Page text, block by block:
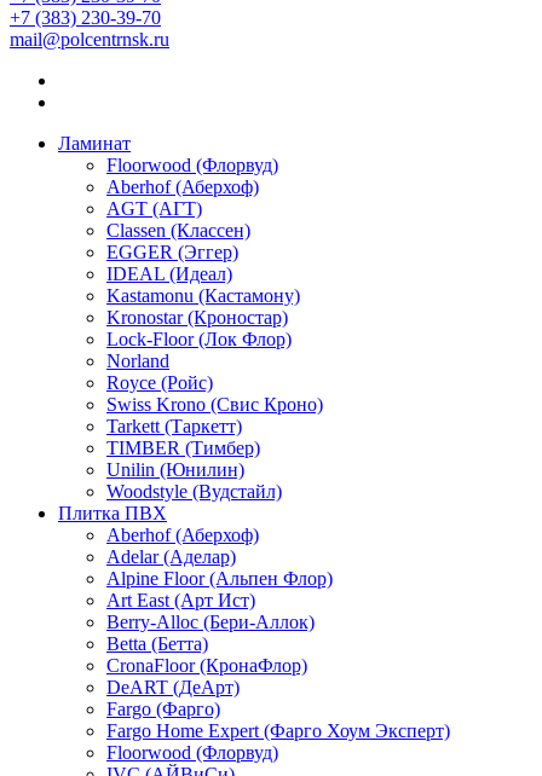
+7 (383) 230-39-70
mail@polcentrnsk.ru
Ламинат
Floorwood (Флорвуд)
Aberhof (Аберхоф)
AGT (АГТ)
Classen (Классен)
EGGER (Эггер)
IDEAL (Идеал)
Kastamonu (Кастамону)
Kronostar (Кроностар)
Lock-Floor (Лок Флор)
Norland
Royce (Ройс)
Swiss Krono (Свис Кроно)
Tarkett (Таркетт)
TIMBER (Тимбер)
Unilin (Юнилин)
Woodstyle (Вудстайл)
Плитка ПВХ
Aberhof (Аберхоф)
Adelar (Аделар)
Alpine Floor (Альпен Флор)
Art East (Арт Ист)
Berry-Alloc (Бери-Аллок)
Betta (Бетта)
CronaFloor (КронаФлор)
DeART (ДеАрт)
Fargo (Фарго)
Fargo Home Expert (Фарго Хоум Эксперт)
Floorwood (Флорвуд)